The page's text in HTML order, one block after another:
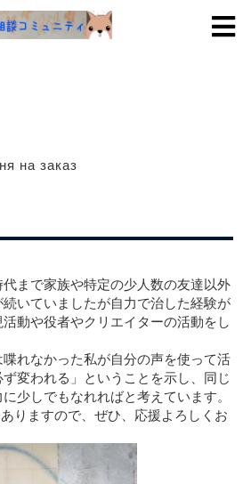
на заказ
まで家族や特定の少人数の友達以外
いていましたが自力で治した経験が
動や役者やクリエイターの活動をし
れなかった私が自分の声を使って活
変われる」ということを示し、同じ
少しでもなれればと考えています。
りますので、ぜひ、応援よろしくお